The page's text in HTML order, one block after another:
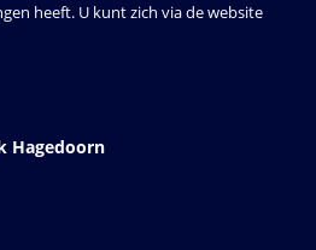
heeft. U kunt zich via de website
Hagedoorn